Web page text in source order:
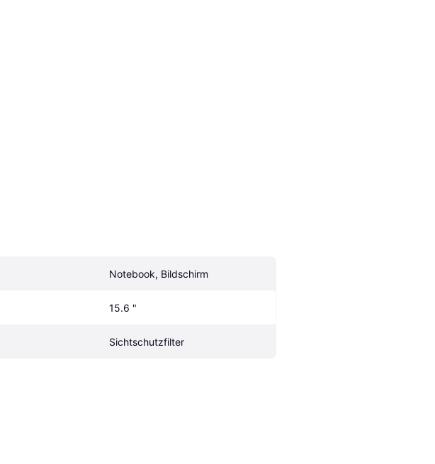
Notebook, Bildschirm
15.6 "
Sichtschutzfilter